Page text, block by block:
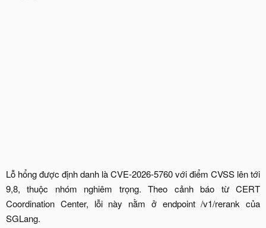
Lỗ hổng được định danh là CVE-2026-5760 với điểm CVSS lên tới
9,8, thuộc nhóm nghiêm trọng. Theo cảnh báo từ CERT
Coordination Center, lỗi này nằm ở endpoint /v1/rerank của
SGLang.